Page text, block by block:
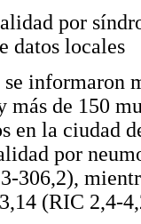
por
datos locales
informaron
más de 150
en la ciudad
por
306,2),
(RIC 2,4-